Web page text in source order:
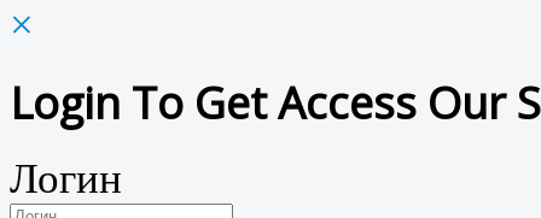
×
Login To Get Access Our
Логин